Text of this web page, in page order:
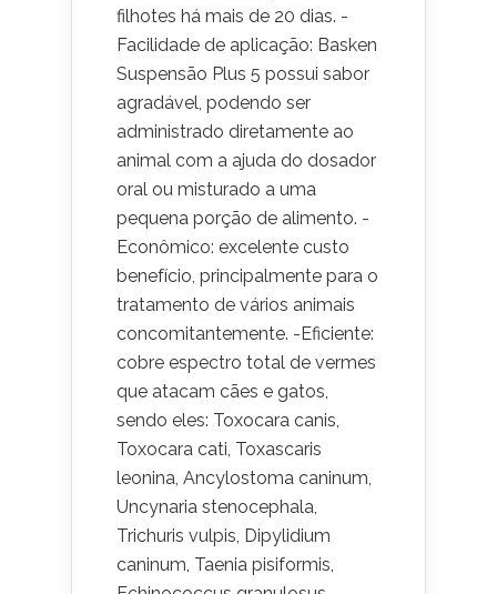
filhotes há mais de 20 dias. -
Facilidade de aplicação: Basken
Suspensão Plus 5 possui sabor
agradável, podendo ser
administrado diretamente ao
animal com a ajuda do dosador
oral ou misturado a uma
pequena porção de alimento. -
Econômico: excelente custo
benefício, principalmente para o
tratamento de vários animais
concomitantemente. -Eficiente:
cobre espectro total de vermes
que atacam cães e gatos,
sendo eles: Toxocara canis,
Toxocara cati, Toxascaris
leonina, Ancylostoma caninum,
Uncynaria stenocephala,
Trichuris vulpis, Dipylidium
caninum, Taenia pisiformis,